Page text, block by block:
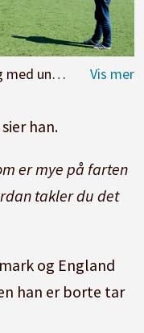
i Bremanger.
han.
er mye på farten
takler du det
og England
han er borte tar